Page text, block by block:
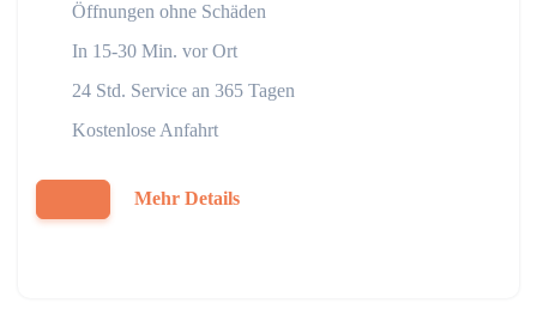
Öffnungen ohne Schäden
In 15-30 Min. vor Ort
24 Std. Service an 365 Tagen
Kostenlose Anfahrt
Mehr Details